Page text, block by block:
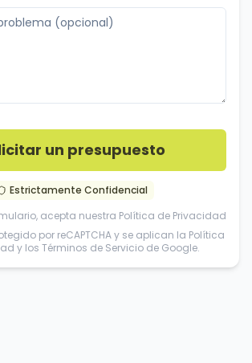
un presupuesto
Estrictamente Confidencial
acepta nuestra Política de Privacidad
por reCAPTCHA y se aplican la Política
y los Términos de Servicio de Google.